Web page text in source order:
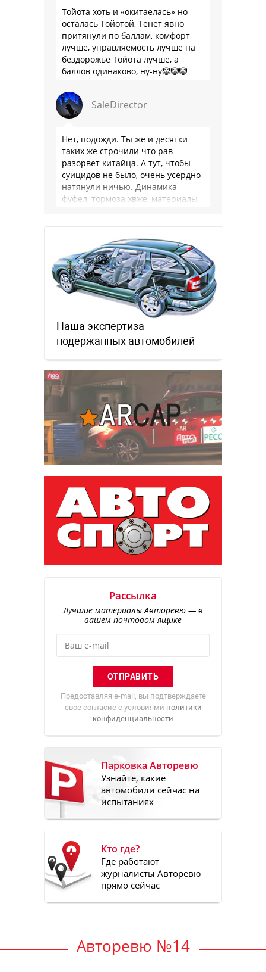
Тойота хоть и «окитаелась» но
осталась Тойотой, Тенет явно
притянули по баллам, комфорт
лучше, управляемость лучше на
бездорожье Тойота лучше, а
баллов одинаково, ну-ну🤡🤡🤡
SaleDirector
Нет, подожди. Ты же и десятки
таких же строчили что рав
разорвет китайца. А тут, чтобы
суицидов не было, очень усердно
натянули ничью. Динамика
фуфел, тормоза хвже, материалы
Наша экспертиза
подержанных автомобилей
Рассылка
Лучшие материалы Авторевю — в
вашем почтовом ящике
Предоставляя e-mail, вы подтверждаете
свое согласие с условиями политики
конфиденциальности
Парковка Авторевю
Узнайте, какие
автомобили сейчас на
испытаниях
Кто где?
Где работают
журналисты Авторевю
прямо сейчас
Авторевю №14